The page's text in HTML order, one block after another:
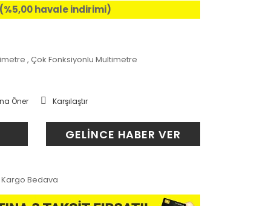
(%5,00 havale indirimi)
,Çok Fonksiyonlu Multimetre
Öner Karşılaştır
GELİNCE HABER VER
Kargo Bedava